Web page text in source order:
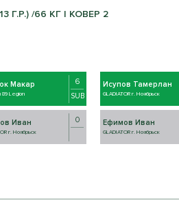
Г.Р.) /66 КГ | КОВЕР 2
Макар
89 Legion
6
SUB
Иван
г. Ноябрьск
0
Исупов Тамерлан
GLADIATOR г. Ноябрьск
Ефимов Иван
GLADIATOR г. Ноябрьск